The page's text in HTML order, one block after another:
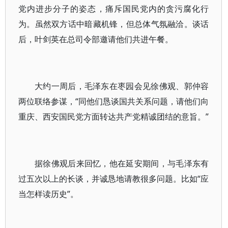
党内进步分子的姿态，痛斥国民党内的贪污腐化行
为。虽然双方话中暗藏机锋，但总体气氛融洽。谈话
后，叶剑英在总司令部邀请他们共进午餐。
大约一周后，毛泽东在枣园会见徐佛观、郭仲容
两位联络参谋，“同他们恳谈国共关系问题，请他们向
重庆、西安国民党方面转达共产党精诚团结的意旨。”
据徐佛观后来回忆，他在延安期间，与毛泽东有
过五次以上的长谈，并诚恳地请教很多问题。比如“应
当怎样读历史”。